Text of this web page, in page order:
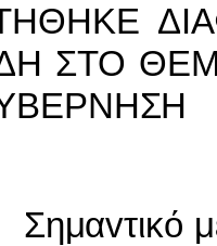
ΔI
ΣΤΟ
vτικό